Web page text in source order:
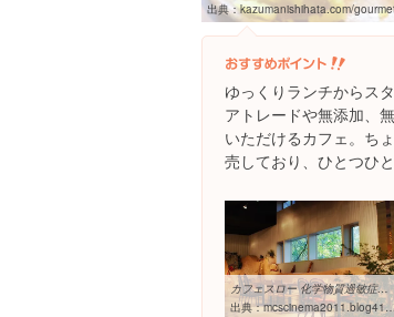
出典：kazumanishihata.com/
ゆっくりランチからス
アトレードや無添加、
いただけるカフェ。ち
売しており、ひとつひ
カフェスロー 化学物質過敏症知ってね☆映画祭
出典：mcscinema2011.blog41.fc2.com/blog-entry-16.html